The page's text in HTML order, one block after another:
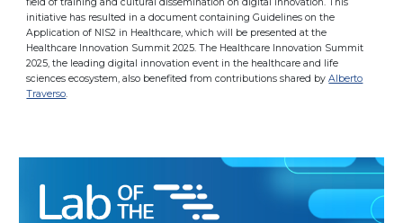
initiative has resulted in a document containing Guidelines on the
Application of NIS2 in Healthcare, which will be presented at the
Healthcare Innovation Summit 2025. The Healthcare Innovation Summit
2025, the leading digital innovation event in the healthcare and life
sciences ecosystem, also benefited from contributions shared byAlberto
Traverso.